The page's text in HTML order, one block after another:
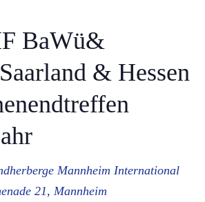
BaWü&
& Hessen
Mannheim International
21, Mannheim